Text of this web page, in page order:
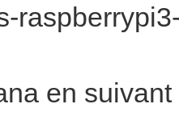
en